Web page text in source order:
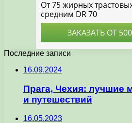
Последние записи
16.09.2024
Прага, Чехия: лучшие
и путешествий
16.05.2023